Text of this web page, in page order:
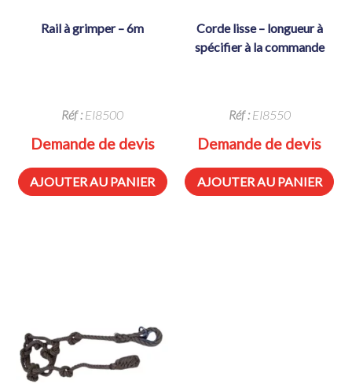
rail à grimper – 6m
Réf :EI8500
Demande de devis
AJOUTER AU PANIER
corde lisse – longueur à
spécifier à la commande
Réf :EI8550
Demande de devis
AJOUTER AU PANIER